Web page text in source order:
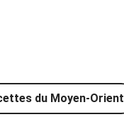
du Moyen-Orient